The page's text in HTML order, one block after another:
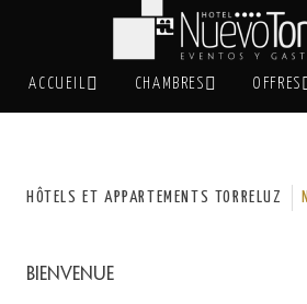
ACCUEIL CHAMBRES OFFRES
HÔTELS ET APPARTEMENTS TORRELUZ
Bienvenue